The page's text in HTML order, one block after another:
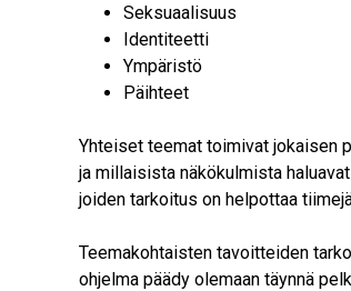
Seksuaalisuus
Identiteetti
Ympäristö
Päihteet
Yhteiset teemat toimivat jokaisen
ja millaisista näkökulmista
joiden tarkoitus on helpottaa
Teemakohtaisten tavoitteiden
ohjelma päädy olemaan täynnä